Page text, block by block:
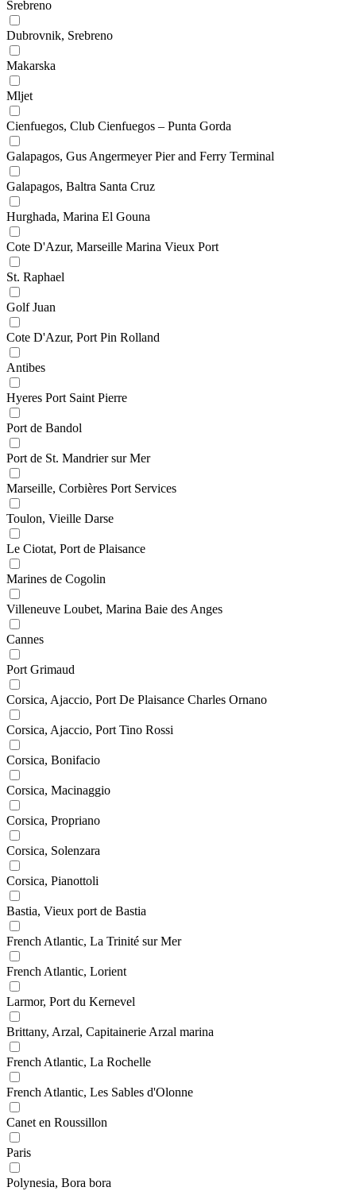
Srebreno
Dubrovnik, Srebreno
Makarska
Mljet
Cienfuegos, Club Cienfuegos – Punta Gorda
Galapagos, Gus Angermeyer Pier and Ferry Terminal
Galapagos, Baltra Santa Cruz
Hurghada, Marina El Gouna
Cote D'Azur, Marseille Marina Vieux Port
St. Raphael
Golf Juan
Cote D'Azur, Port Pin Rolland
Antibes
Hyeres Port Saint Pierre
Port de Bandol
Port de St. Mandrier sur Mer
Marseille, Corbières Port Services
Toulon, Vieille Darse
Le Ciotat, Port de Plaisance
Marines de Cogolin
Villeneuve Loubet, Marina Baie des Anges
Cannes
Port Grimaud
Corsica, Ajaccio, Port De Plaisance Charles Ornano
Corsica, Ajaccio, Port Tino Rossi
Corsica, Bonifacio
Corsica, Macinaggio
Corsica, Propriano
Corsica, Solenzara
Corsica, Pianottoli
Bastia, Vieux port de Bastia
French Atlantic, La Trinité sur Mer
French Atlantic, Lorient
Larmor, Port du Kernevel
Brittany, Arzal, Capitainerie Arzal marina
French Atlantic, La Rochelle
French Atlantic, Les Sables d'Olonne
Canet en Roussillon
Paris
Polynesia, Bora bora